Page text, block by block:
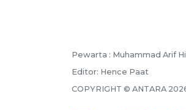
Pewarta : Muhammad Arif
Editor: Hence Paat
COPYRIGHT © ANTARA